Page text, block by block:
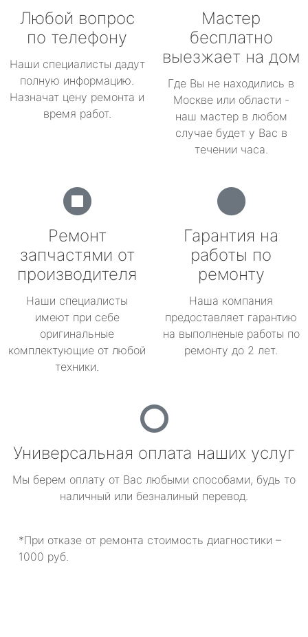
Любой вопрос
по телефону
Наши специалисты дадут
полную информацию.
Назначат цену ремонта и
время работ.
Мастер
бесплатно
выезжает на дом
Где Вы не находились в
Москве или области -
наш мастер в любом
случае будет у Вас в
течении часа.
Ремонт
запчастями от
производителя
Наши специалисты
имеют при себе
оригинальные
комплектующие от любой
техники.
Гарантия на
работы по
ремонту
Наша компания
предоставляет гарантию
на выполненые работы по
ремонту до 2 лет.
Универсальная оплата наших услуг
Мы берем оплату от Вас любыми способами, будь то
наличный или безналиный перевод.
*При отказе от ремонта стоимость диагностики –
1000 руб.